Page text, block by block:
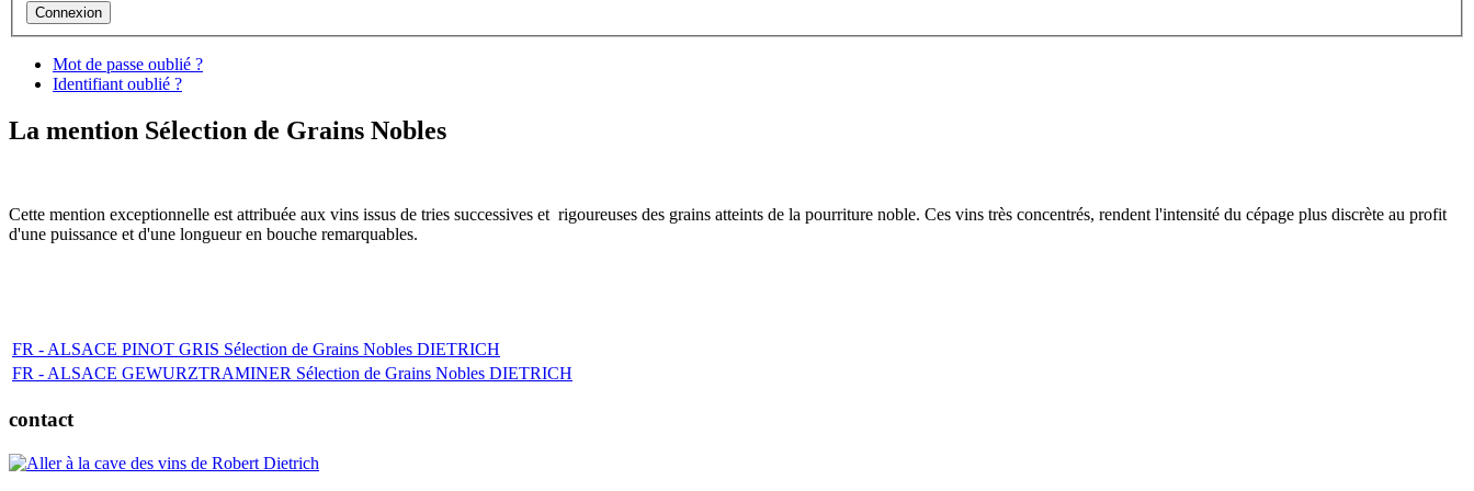
Mot de passe oublié ?
Identifiant oublié ?
La mention Sélection de Grains Nobles
Cette mention exceptionnelle est attribuée aux vins issus de tries successives et rigoureuses des grains atteints de la pourriture noble. Ces vins très concentrés, rendent l'intensité du cépage plus discrète au profit
d'une puissance et d'une longueur en bouche remarquables.
FR - ALSACE PINOT GRIS Sélection de Grains Nobles DIETRICH
FR - ALSACE GEWURZTRAMINER Sélection de Grains Nobles DIETRICH
contact